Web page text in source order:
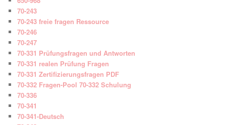
70-243
70-243 freie fragen Ressource
70-246
70-247
70-331 Prüfungsfragen und Antworten
70-331 realen Prüfung Fragen
70-331 Zertifizierungsfragen PDF
70-332 Fragen-Pool 70-332 Schulung
70-336
70-341
70-341-Deutsch